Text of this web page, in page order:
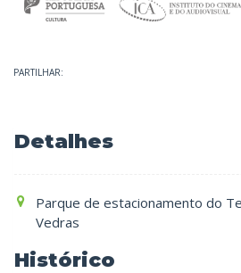
PARTILHAR:
Detalhes
Parque de estacionamento do
Vedras
Histórico